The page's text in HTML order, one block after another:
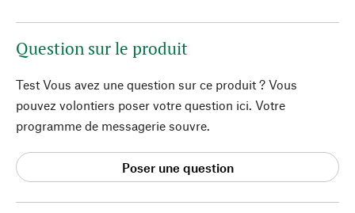
Question sur le produit
Test Vous avez une question sur ce produit ? Vous
pouvez volontiers poser votre question ici. Votre
programme de messagerie souvre.
Poser une question